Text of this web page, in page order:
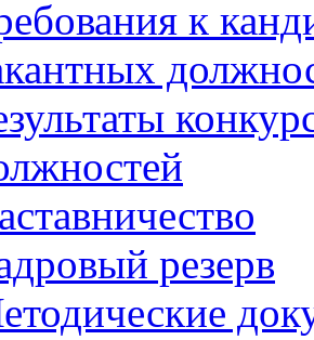
к
резерв